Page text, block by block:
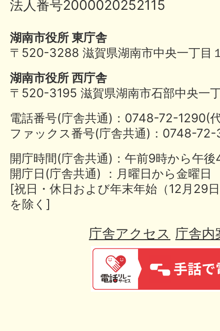
法人番号2000020252115
湖南市役所 東庁舎
〒520-3288 滋賀県湖南市中央一丁目
湖南市役所 西庁舎
〒520-3195 滋賀県湖南市石部中央一
電話番号(庁舎共通)：0748-72-
ファックス番号(庁舎共通)：0748-
開庁時間(庁舎共通)：午前9時から午
開庁日(庁舎共通) ：月曜日から金曜日
[祝日・休日および年末年始（12月29
を除く]
庁舎アクセス 庁舎内